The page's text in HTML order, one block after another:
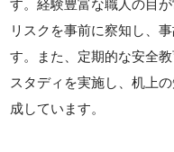
す。経験豊富な職人の目
リスクを事前に察知し、
す。また、定期的な安全
スタディを実施し、机上
成しています。